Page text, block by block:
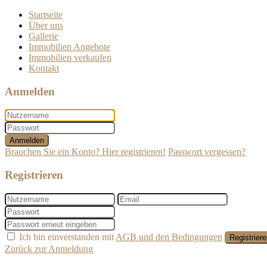
Startseite
Über uns
Gallerie
Immobilien Angebote
Immobilien verkaufen
Kontakt
Anmelden
Anmelden
Brauchen Sie ein Konto? Hier registrieren! Passwort vergessen?
Registrieren
Ich bin einverstanden mit AGB und den Bedingungen
Zurück zur Anmeldung